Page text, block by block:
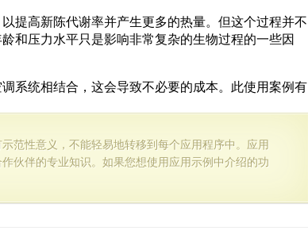
提高新陈代谢率并产生更多的热量。但这个过程并不
和压力水平只是影响非常复杂的生物过程的一些因
系统相结合，这会导致不必要的成本。此使用案例有
范性意义，不能轻易地转移到每个应用程序中。应用
伙伴的专业知识。如果您想使用应用示例中介绍的功